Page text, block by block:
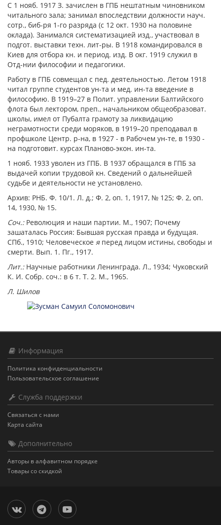
С 1 нояб. 1917 З. зачислен в ГПБ нештатным чиновником
читального зала; занимал впоследствии должности науч.
сотр., биб-ря 1-го разряда (с 12 окт. 1930 на половине
оклада). Занимался систематизацией изд., участвовал в
подгот. выставки техн. лит-ры. В 1918 командировался в
Киев для отбора кн. и период. изд. В окг. 1919 служил в
Отд-нии философии и педагогики.
Работу в ГПБ совмещал с пед. деятельностью. Летом 1918
читал группе студентов ун-та и мед. ин-та введение в
философию. В 1919–27 в Полит. управлении Балтийского
флота был лектором, преп., начальником общеобразоват.
школы, имел от Пубалта грамоту за ликвидацию
неграмотности среди моряков, в 1919–20 преподавал в
профшколе Центр. р-на, в 1927 - в Рабочем ун-те, в 1930 -
на подготовит. курсах Планово-экон. ин-та.
1 нояб. 1933 уволен из ГПБ. В 1937 обращался в ГПБ за
выдачей копии трудовой кн. Сведений о дальнейшей
судьбе и деятельности не установлено.
Архив: РНБ. Ф. 10/1. Л. д.; Ф. 2, оп. 1, 1917, № 125; Ф. 2, оп.
14, 1930, № 15.
Соч.:Революция и наши партии. М., 1907; Почему
зашаталась Россия: Бывшая русская правда и будущая.
СПб., 1910; Человеческое яперед лицом истины, свободы и
смерти. Вып. 1. Пг., 1917.
Лит.:Научные работники Ленинграда. Л., 1934; Чуковский
К. И. Собр. соч.: в 6 т. Т. 2. М., 1965.
Л. Шилов
Информация
Политика конфиденциальности
Пользовательское соглашение
Служба поддержки
Связаться с нами
Карта сайта
Дополнительно
Авторы в алфавитном порядке
Товары со скидкой